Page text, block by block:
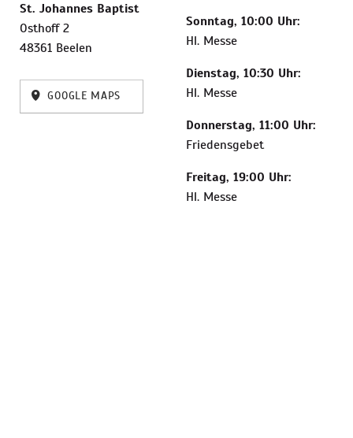
St. Johannes Baptist
Osthoff 2
48361 Beelen
GOOGLE MAPS
Sonntag, 10:00 Uhr:
Hl. Messe
Dienstag, 10:30 Uhr:
Hl. Messe
Donnerstag, 11:00 Uhr:
Friedensgebet
Freitag, 19:00 Uhr:
Hl. Messe